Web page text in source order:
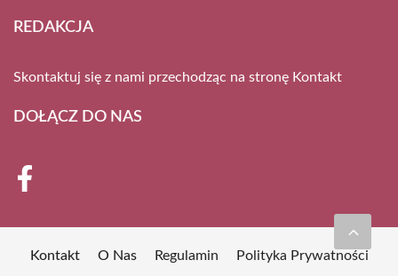
REDAKCJA
Skontaktuj się z nami przechodząc na stronę Kontakt
DOŁĄCZ DO NAS
Kontakt O Nas Regulamin Polityka Prywatności